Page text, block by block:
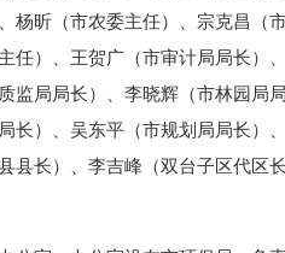
杨昕（市农委主任）、宗克昌
任）、王贺广（市审计局局长）
监局局长）、李晓辉（市林园局
长）、吴东平（市规划局局长）
县长）、李吉峰（双台子区代区